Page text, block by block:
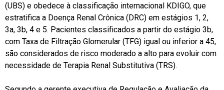
(UBS) e obedece à classificação internacional KDIGO, que
estratifica a Doença Renal Crônica (DRC) em estágios 1, 2,
3a, 3b, 4 e 5. Pacientes classificados a partir do estágio 3b,
com Taxa de Filtração Glomerular (TFG) igual ou inferior a 45,
são considerados de risco moderado a alto para evoluir com
necessidade de Terapia Renal Substitutiva (TRS).